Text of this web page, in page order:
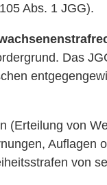
Abs. 1 JGG).
Das
(Erteilung von
von